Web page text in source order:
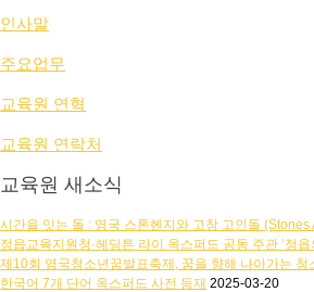
인사말
주요업무
교육원 연혁
교육원 연락처
교육원 새소식
시간을 잇는 돌 : 영국 스톤헨지와 고창 고인돌
정읍교육지원청·헤딩튼 라이 옥스퍼드 공동 주관 ‘정읍
제10회 영국청소년꿈발표축제, 꿈을 향해 나아가는 청
한국어 7개 단어 옥스퍼드 사전 등재 2025-03-20